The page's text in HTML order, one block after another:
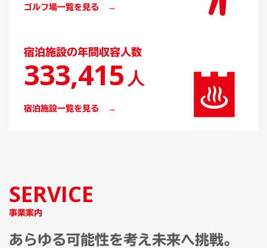
ゴルフ場一覧を見る
宿泊施設の年間収容人数
333,415 人
宿泊施設一覧を見る
SERVICE
事業案内
あらゆる可能性を考え未来へ挑戦。